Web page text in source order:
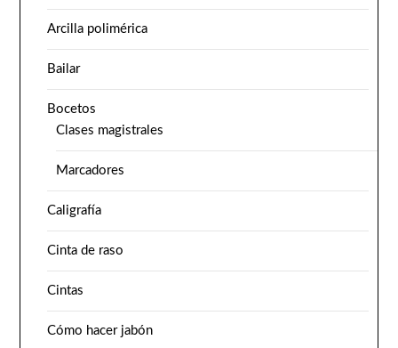
Arcilla polimérica
Bailar
Bocetos
Clases magistrales
Marcadores
Caligrafía
Cinta de raso
Cintas
Cómo hacer jabón